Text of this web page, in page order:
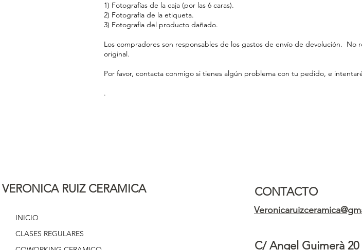
1) Fotografías de la caja (por las 6 caras).
2) Fotografía de la etiqueta.
3) Fotografía del producto dañado.
Los compradores son responsables de los gastos de envío de devolución.
original.
Por favor, contacta conmigo si tienes algún problema con tu pedido, e
.
VERONICA RUIZ CERAMICA
INICIO
CLASES REGULARES
CONTACTO
C/ Angel Guimerà 20